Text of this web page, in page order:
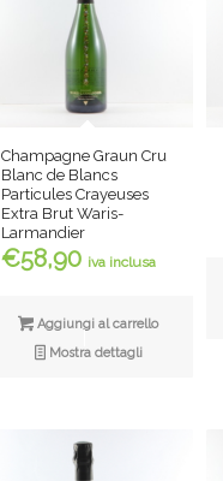
Champagne Graun Cru
Blanc de Blancs
Particules Crayeuses
Extra Brut Waris-
Larmandier
€58,90 iva inclusa
Aggiungi al carrello
Mostra dettagli